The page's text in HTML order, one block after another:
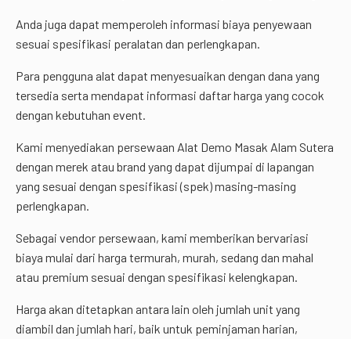
Anda juga dapat memperoleh informasi biaya penyewaan
sesuai spesifikasi peralatan dan perlengkapan.
Para pengguna alat dapat menyesuaikan dengan dana yang
tersedia serta mendapat informasi daftar harga yang cocok
dengan kebutuhan event.
Kami menyediakan persewaan Alat Demo Masak Alam Sutera
dengan merek atau brand yang dapat dijumpai di lapangan
yang sesuai dengan spesifikasi (spek) masing-masing
perlengkapan.
Sebagai vendor persewaan, kami memberikan bervariasi
biaya mulai dari harga termurah, murah, sedang dan mahal
atau premium sesuai dengan spesifikasi kelengkapan.
Harga akan ditetapkan antara lain oleh jumlah unit yang
diambil dan jumlah hari, baik untuk peminjaman harian,